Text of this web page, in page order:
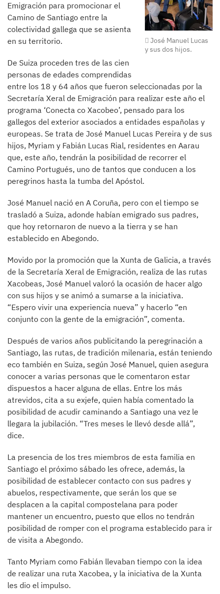
José Manuel Lucas
y sus dos hijos.
Emigración para promocionar el
Camino de Santiago entre la
colectividad gallega que se asienta
en su territorio.
De Suiza proceden tres de las cien
personas de edades comprendidas
entre los 18 y 64 años que fueron seleccionadas por la
Secretaría Xeral de Emigración para realizar este año el
programa ‘Conecta co Xacobeo’, pensado para los
gallegos del exterior asociados a entidades españolas y
europeas. Se trata de José Manuel Lucas Pereira y de sus
hijos, Myriam y Fabián Lucas Rial, residentes en Aarau
que, este año, tendrán la posibilidad de recorrer el
Camino Portugués, uno de tantos que conducen a los
peregrinos hasta la tumba del Apóstol.
José Manuel nació en A Coruña, pero con el tiempo se
trasladó a Suiza, adonde habían emigrado sus padres,
que hoy retornaron de nuevo a la tierra y se han
establecido en Abegondo.
Movido por la promoción que la Xunta de Galicia, a través
de la Secretaría Xeral de Emigración, realiza de las rutas
Xacobeas, José Manuel valoró la ocasión de hacer algo
con sus hijos y se animó a sumarse a la iniciativa.
“Espero vivir una experiencia nueva” y hacerlo “en
conjunto con la gente de la emigración”, comenta.
Después de varios años publicitando la peregrinación a
Santiago, las rutas, de tradición milenaria, están teniendo
eco también en Suiza, según José Manuel, quien asegura
conocer a varias personas que le comentaron estar
dispuestos a hacer alguna de ellas. Entre los más
atrevidos, cita a su exjefe, quien había comentado la
posibilidad de acudir caminando a Santiago una vez le
llegara la jubilación. “Tres meses le llevó desde allá”,
dice.
La presencia de los tres miembros de esta familia en
Santiago el próximo sábado les ofrece, además, la
posibilidad de establecer contacto con sus padres y
abuelos, respectivamente, que serán los que se
desplacen a la capital compostelana para poder
mantener un encuentro, puesto que ellos no tendrán
posibilidad de romper con el programa establecido para ir
de visita a Abegondo.
Tanto Myriam como Fabián llevaban tiempo con la idea
de realizar una ruta Xacobea, y la iniciativa de la Xunta
les dio el impulso.